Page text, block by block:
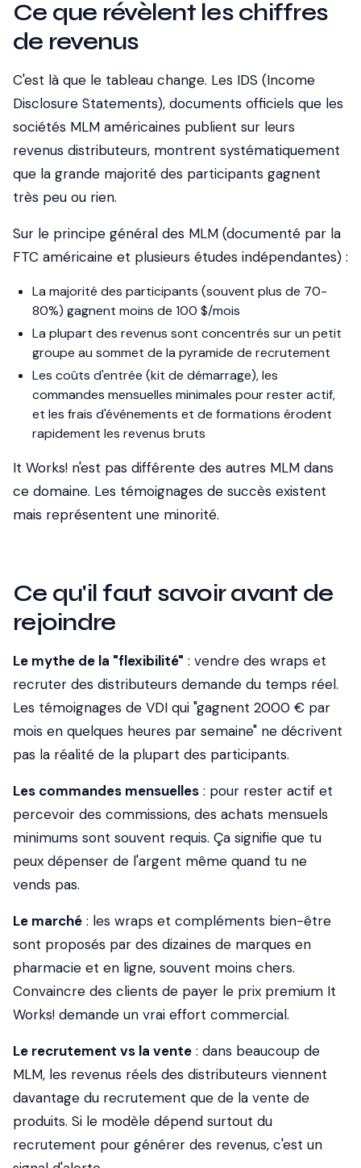
Ce que révèlent les chiffres
de revenus
C'est là que le tableau change. Les IDS (Income
Disclosure Statements), documents officiels que les
sociétés MLM américaines publient sur leurs
revenus distributeurs, montrent systématiquement
que la grande majorité des participants gagnent
très peu ou rien.
Sur le principe général des MLM (documenté par la
FTC américaine et plusieurs études indépendantes) :
La majorité des participants (souvent plus de 70-
80%) gagnent moins de 100 $/mois
La plupart des revenus sont concentrés sur un petit
groupe au sommet de la pyramide de recrutement
Les coûts d'entrée (kit de démarrage), les
commandes mensuelles minimales pour rester actif,
et les frais d'événements et de formations érodent
rapidement les revenus bruts
It Works! n'est pas différente des autres MLM dans
ce domaine. Les témoignages de succès existent
mais représentent une minorité.
Ce qu'il faut savoir avant de
rejoindre
Le mythe de la "flexibilité" : vendre des wraps et
recruter des distributeurs demande du temps réel.
Les témoignages de VDI qui "gagnent 2000 € par
mois en quelques heures par semaine" ne décrivent
pas la réalité de la plupart des participants.
Les commandes mensuelles : pour rester actif et
percevoir des commissions, des achats mensuels
minimums sont souvent requis. Ça signifie que tu
peux dépenser de l'argent même quand tu ne
vends pas.
Le marché : les wraps et compléments bien-être
sont proposés par des dizaines de marques en
pharmacie et en ligne, souvent moins chers.
Convaincre des clients de payer le prix premium It
Works! demande un vrai effort commercial.
Le recrutement vs la vente : dans beaucoup de
MLM, les revenus réels des distributeurs viennent
davantage du recrutement que de la vente de
produits. Si le modèle dépend surtout du
recrutement pour générer des revenus, c'est un